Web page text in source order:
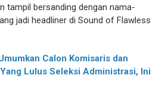
tampil bersanding dengan nama-
jadi headliner di Sound of Flawless
Calon Komisaris dan
Lulus Seleksi Administrasi, Ini